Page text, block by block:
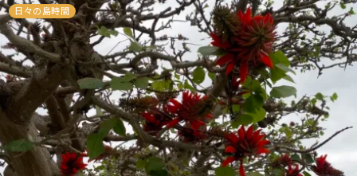
日々の島時間